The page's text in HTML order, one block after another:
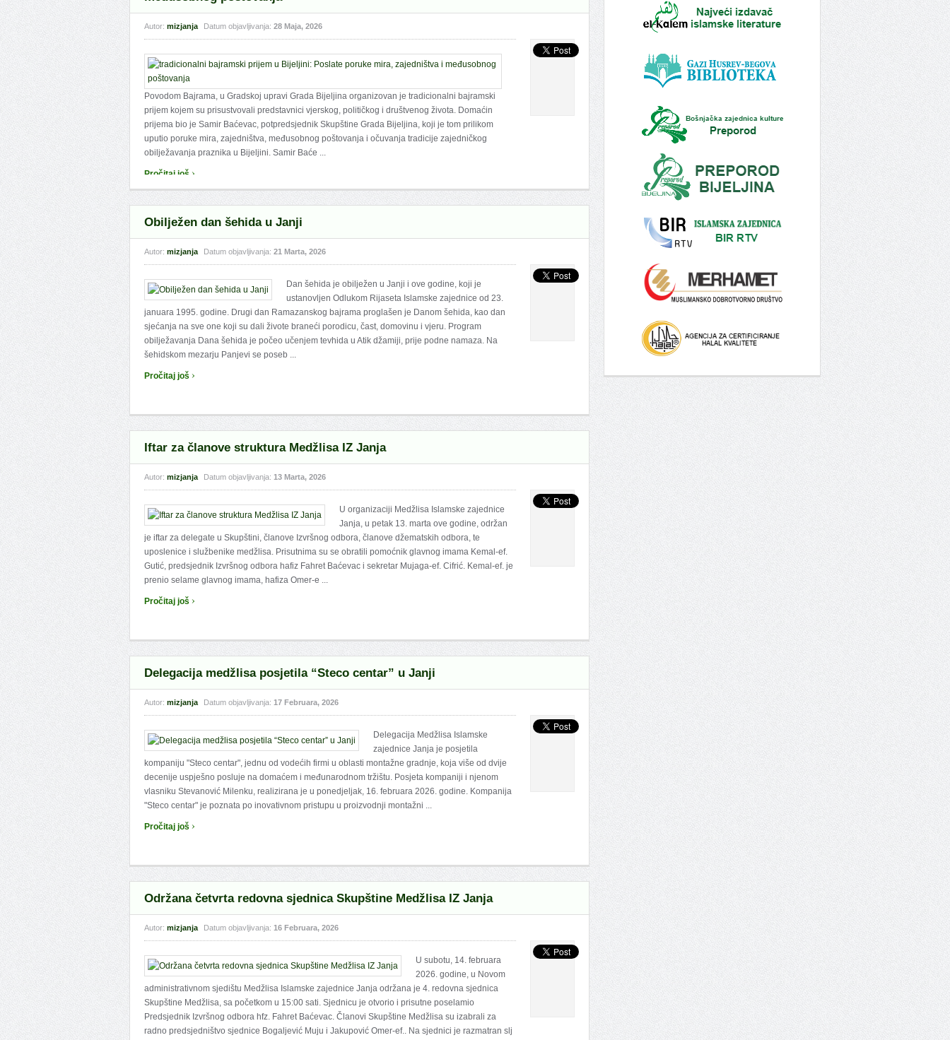
Autor: mizjanja Datum objavljivanja: 28 Maja, 2026
Povodom Bajrama, u Gradskoj upravi Grada Bijeljina organizovan je tradicionalni bajramski
prijem kojem su prisustvovali predstavnici vjerskog, političkog i društvenog života. Domaćin
prijema bio je Samir Baćevac, potpredsjednik Skupštine Grada Bijeljina, koji je tom prilikom
uputio poruke mira, zajedništva, međusobnog poštovanja i očuvanja tradicije zajedničkog
obilježavanja praznika u Bijeljini. Samir Baće ...
Pročitaj još ›
Obilježen dan šehida u Janji
Autor: mizjanja Datum objavljivanja: 21 Marta, 2026
Dan šehida je obilježen u Janji i ove godine, koji je
ustanovljen Odlukom Rijaseta Islamske zajednice od 23.
januara 1995. godine. Drugi dan Ramazanskog bajrama proglašen je Danom šehida, kao dan
sjećanja na sve one koji su dali živote braneći porodicu, čast, domovinu i vjeru. Program
obilježavanja Dana šehida je počeo učenjem tevhida u Atik džamiji, prije podne namaza. Na
šehidskom mezarju Panjevi se poseb ...
Pročitaj još ›
Iftar za članove struktura Medžlisa IZ Janja
Autor: mizjanja Datum objavljivanja: 13 Marta, 2026
U organizaciji Medžlisa Islamske zajednice
Janja, u petak 13. marta ove godine, održan
je iftar za delegate u Skupštini, članove Izvršnog odbora, članove džematskih odbora, te
uposlenice i službenike medžlisa. Prisutnima su se obratili pomoćnik glavnog imama Kemal-ef.
Gutić, predsjednik Izvršnog odbora hafiz Fahret Baćevac i sekretar Mujaga-ef. Cifrić. Kemal-ef. je
prenio selame glavnog imama, hafiza Omer-e ...
Pročitaj još ›
Delegacija medžlisa posjetila “Steco centar” u Janji
Autor: mizjanja Datum objavljivanja: 17 Februara, 2026
Delegacija Medžlisa Islamske
zajednice Janja je posjetila
kompaniju "Steco centar", jednu od vodećih firmi u oblasti montažne gradnje, koja više od dvije
decenije uspješno posluje na domaćem i međunarodnom tržištu. Posjeta kompaniji i njenom
vlasniku Stevanović Milenku, realizirana je u ponedjeljak, 16. februara 2026. godine. Kompanija
"Steco centar" je poznata po inovativnom pristupu u proizvodnji montažni ...
Pročitaj još ›
Održana četvrta redovna sjednica Skupštine Medžlisa IZ Janja
Autor: mizjanja Datum objavljivanja: 16 Februara, 2026
U subotu, 14. februara
2026. godine, u Novom
administrativnom sjedištu Medžlisa Islamske zajednice Janja održana je 4. redovna sjednica
Skupštine Medžlisa, sa početkom u 15:00 sati. Sjednicu je otvorio i prisutne poselamio
Predsjednik Izvršnog odbora hfz. Fahret Baćevac. Članovi Skupštine Medžlisa su izabrali za
radno predsjedništvo sjednice Bogaljević Muju i Jakupović Omer-ef.. Na sjednici je razmatran slj